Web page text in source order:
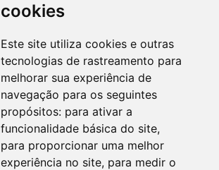
cookies
Este site utiliza cookies e outras
tecnologias de rastreamento para
melhorar sua experiência de
navegação para os seguintes
propósitos: para ativar a
funcionalidade básica do site,
para proporcionar uma melhor
experiência no site, para medir o